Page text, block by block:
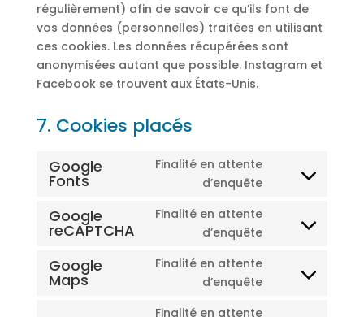
régulièrement) afin de savoir ce qu’ils font de
vos données (personnelles) traitées en utilisant
ces cookies. Les données récupérées sont
anonymisées autant que possible. Instagram et
Facebook se trouvent aux États-Unis.
7. Cookies placés
Google
Fonts
Finalité en attente
d’enquête
Consent
service
Google
reCAPTCHA
Finalité en attente
d’enquête
Consent
service
Google
Maps
Finalité en attente
d’enquête
Consent
Finalité en attente